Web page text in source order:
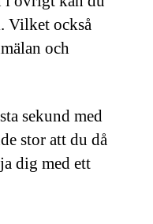
Vilket också
och
sekund med
stor att du då
dig med ett